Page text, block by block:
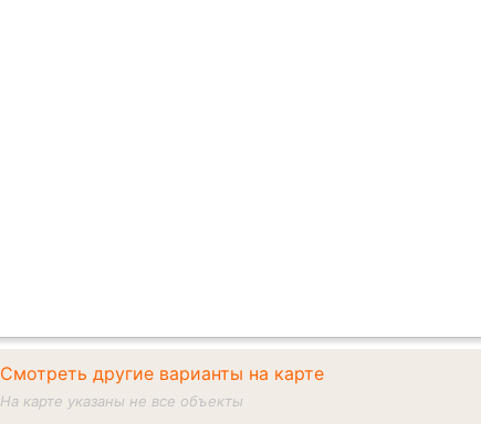
Смотреть другие варианты на карте
На карте указаны не все объекты